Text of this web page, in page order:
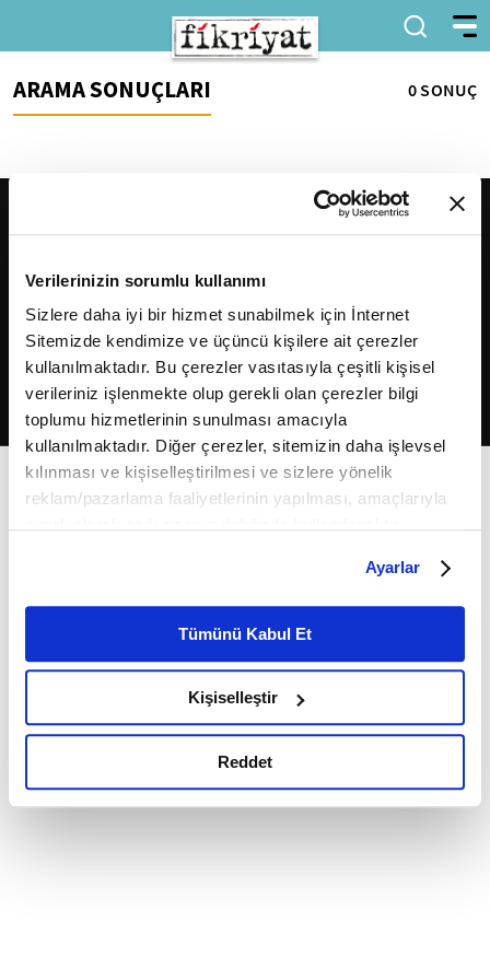
Verilerinizin sorumlu kullanımı
Sizlere daha iyi bir hizmet sunabilmek için İnternet
Sitemizde kendimize ve üçüncü kişilere ait çerezler
kullanılmaktadır. Bu çerezler vasıtasıyla çeşitli kişisel
verileriniz işlenmekte olup gerekli olan çerezler bilgi
toplumu hizmetlerinin sunulması amacıyla
kullanılmaktadır. Diğer çerezler, sitemizin daha işlevsel
kılınması ve kişiselleştirilmesi ve sizlere yönelik
reklam/pazarlama faaliyetlerinin yapılması, amaçlarıyla
belirleyebilirsiniz. Çerezlere ilişkin detaylı bilgi için
Ayarlar butonuna tıklayabilir,Çerez Bilgilendirme
Metnimizi ziyaret edebilirsiniz.
6698 sayılı Kişisel Verilerin Korunması Kanunu uyarınca
okumak ve sitemizi ziyaretiniz kapsamında
gerçekleştirilen veri işleme faaliyetleri ile ilgili daha
detaylı bilgi almak için lütfentıklayınız.
Ayarlar
Tümünü Kabul Et
Kişiselleştir
Reddet
ARAMA SONUÇLARI 0 SONUÇ
2026Fikriyat. Tüm hakları saklıdır.